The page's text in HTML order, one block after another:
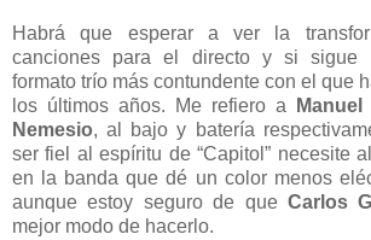
Habrá que esperar a ver la
canciones para el directo y si sigue
formato trío más contundente con el que
los últimos años. Me refiero a
Nemesio, al bajo y batería
ser fiel al espíritu de “Capitol” necesite
en la banda que dé un color menos
aunque estoy seguro de que Carlos
mejor modo de hacerlo.